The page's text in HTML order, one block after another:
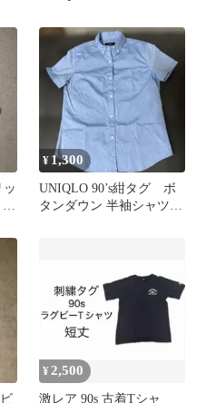
ッ
¥ 1,300
UNIQLO 90’s紺タグ ボ
タンダウン 半袖シャツ
¥2,500
激レア 90s 古着Tシャ